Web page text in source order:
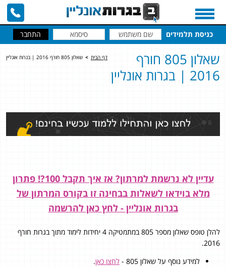
כניסת תלמידים
דף הבית > שאלון 805 חורף 2016 | בגרות אונליין
שאלון 805 חורף
2016 | בגרות אונליין
עדיין לא נרשמת למרתון? אז איך תקבל 100?! פתרון
מלא בוידאו לשאלות בבחינה זו בקורס המרתון של
בגרות אונליין - לחץ כאן להרשמה
להלן טופס שאלון מספר 805 במתמטיקה 4 יחידות לימוד מתוך בגרות חורף
2016.
למידע נוסף על שאלון 805 -
לחצו כאן.